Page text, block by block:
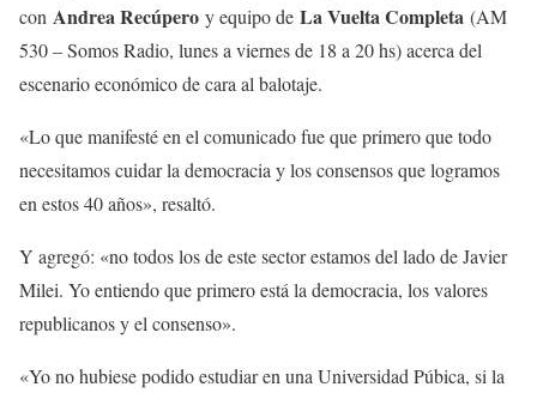
con Andrea Recúpero y equipo de La Vuelta Completa (AM
530 – Somos Radio, lunes a viernes de 18 a 20 hs) acerca del
escenario económico de cara al balotaje.
«Lo que manifesté en el comunicado fue que primero que todo
necesitamos cuidar la democracia y los consensos que logramos
en estos 40 años», resaltó.
Y agregó: «no todos los de este sector estamos del lado de Javier
Milei. Yo entiendo que primero está la democracia, los valores
republicanos y el consenso».
«Yo no hubiese podido estudiar en una Universidad Púbica, si la